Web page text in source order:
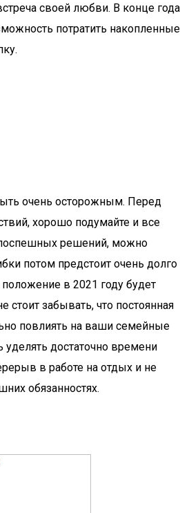
своей любви. В конце года
потратить накопленные
очень осторожным. Перед
хорошо подумайте и все
решений, можно
потом предстоит очень долго
в 2021 году будет
стоит забывать, что постоянная
повлиять на ваши семейные
уделять достаточно времени
в работе на отдых и не
обязанностях.